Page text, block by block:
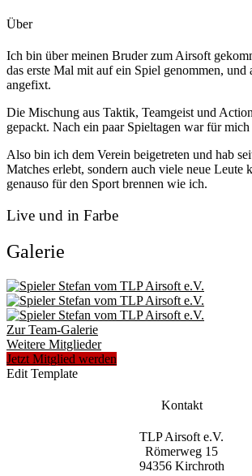
Über
Ich bin über meinen Bruder zum Airsoft
das erste Mal mit auf ein Spiel genommen,
angefixt.
Die Mischung aus Taktik, Teamgeist und
gepackt. Nach ein paar Spieltagen war für
Also bin ich dem Verein beigetreten und hab
Matches erlebt, sondern auch viele neue Leute
genauso für den Sport brennen wie ich.
Live und in Farbe
Galerie
Zur Team-Galerie
Weitere Mitglieder
Jetzt Mitglied werden
Edit Template
Kontakt
TLP Airsoft e.V.
Römerweg 15
94356 Kirchroth